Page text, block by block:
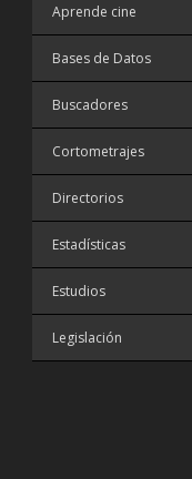
Aprende cine
Bases de Datos
Buscadores
Cortometrajes
Directorios
Estadísticas
Estudios
Legislación